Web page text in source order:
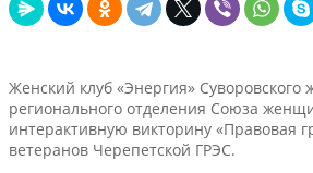
Женский клуб «Энергия» Суворовского
регионального отделения Союза
интерактивную викторину «Правовая
ветеранов Черепетской ГРЭС.